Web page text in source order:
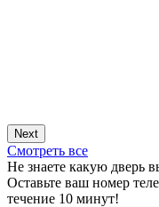
Next
Смотреть все
Не знаете какую дверь
Оставьте ваш номер
течение 10 минут!